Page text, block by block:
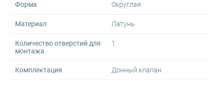
Форма Округлая
Материал Латунь
Количество отверстий для
монтажа
1
Комплектация Донный клапан